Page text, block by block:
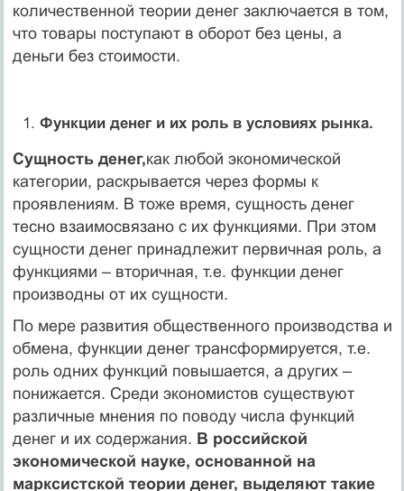
количественной теории денег заключается в том,
что товары поступают в оборот без цены, а
деньги без стоимости.
Функции денег и их роль в условиях рынка.
Сущность денег,как любой экономической
категории, раскрывается через формы к
проявлениям. В тоже время, сущность денег
тесно взаимосвязано с их функциями. При этом
сущности денег принадлежит первичная роль, а
функциями – вторичная, т.е. функции денег
производны от их сущности.
По мере развития общественного производства и
обмена, функции денег трансформируется, т.е.
роль одних функций повышается, а других –
понижается. Среди экономистов существуют
различные мнения по поводу числа функций
денег и их содержания. В российской
экономической науке, основанной на
марксистской теории денег, выделяют такие